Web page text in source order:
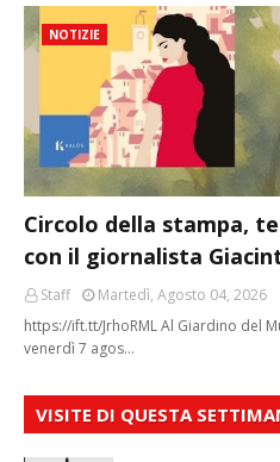
NOTIZIE
Circolo della stampa,
con il giornalista
Staff
Martedì, Agosto 04, 2026
https://ift.tt/JrhoRML Al Giardino del
venerdì 7 agos…
VISITE DI QUESTA